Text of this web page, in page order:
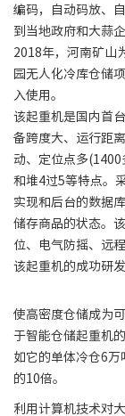
编码，自动码放、
到当地政府和大蒜
2018年，河南矿山
园无人化冷库仓储
入使用。
该起重机是国内首
备跨度大、运行距
动、定位点多
和堆4过5等特点。
实现和后台的数据
储存商品的状态。
位、电气防摇、远
该起重机的成功研
使高密度仓储成为
于智能仓储起重机
如它的单体冷仓6
的10倍。
利用计算机技术对